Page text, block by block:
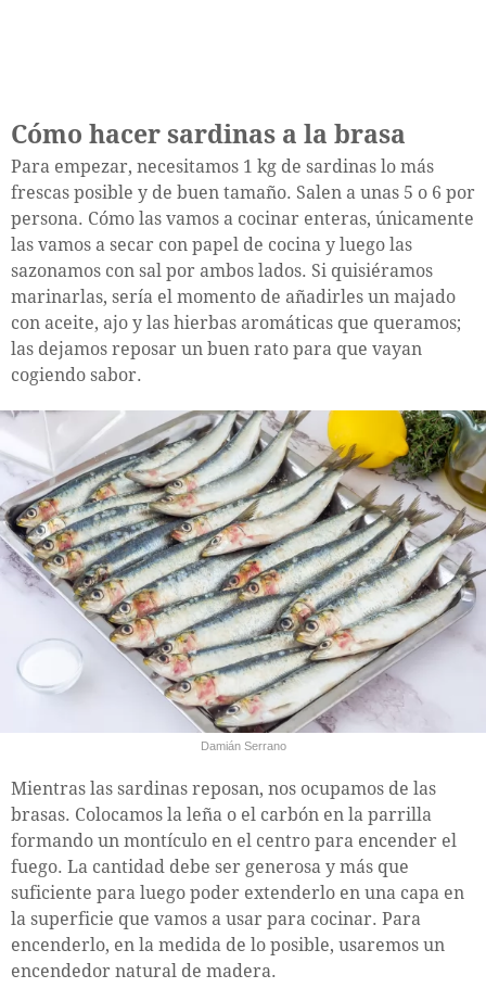
Cómo hacer sardinas a la brasa
Para empezar, necesitamos 1 kg de sardinas lo más
frescas posible y de buen tamaño. Salen a unas 5 o 6 por
persona. Cómo las vamos a cocinar enteras, únicamente
las vamos a secar con papel de cocina y luego las
sazonamos con sal por ambos lados. Si quisiéramos
marinarlas, sería el momento de añadirles un majado
con aceite, ajo y las hierbas aromáticas que queramos;
las dejamos reposar un buen rato para que vayan
cogiendo sabor.
Damián Serrano
Mientras las sardinas reposan, nos ocupamos de las
brasas. Colocamos la leña o el carbón en la parrilla
formando un montículo en el centro para encender el
fuego. La cantidad debe ser generosa y más que
suficiente para luego poder extenderlo en una capa en
la superficie que vamos a usar para cocinar. Para
encenderlo, en la medida de lo posible, usaremos un
encendedor natural de madera.